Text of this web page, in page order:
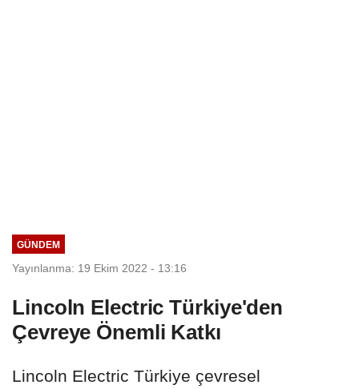
GÜNDEM
Yayınlanma: 19 Ekim 2022 - 13:16
Lincoln Electric Türkiye'den
Çevreye Önemli Katkı
Lincoln Electric Türkiye çevresel